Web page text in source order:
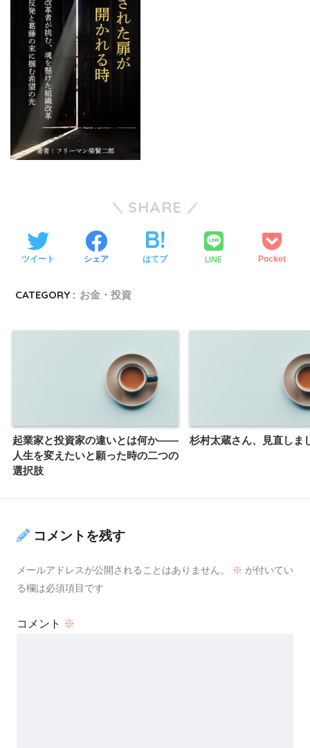
SHARE
ツイート シェア はてブ LINE Pocket
CATEGORY : お金・投資
起業家と投資家の違いとは何か――
人生を変えたいと願った時の二つの
選択肢
杉村太蔵さん、見直しま
コメントを残す
メールアドレスが公開されることはありません。 ※ が付いてい
る欄は必須項目です
コメント ※